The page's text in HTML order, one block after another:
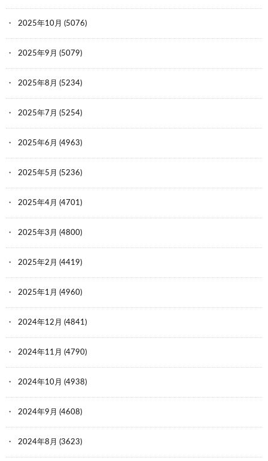
2025年10月 (5076)
2025年9月 (5079)
2025年8月 (5234)
2025年7月 (5254)
2025年6月 (4963)
2025年5月 (5236)
2025年4月 (4701)
2025年3月 (4800)
2025年2月 (4419)
2025年1月 (4960)
2024年12月 (4841)
2024年11月 (4790)
2024年10月 (4938)
2024年9月 (4608)
2024年8月 (3623)